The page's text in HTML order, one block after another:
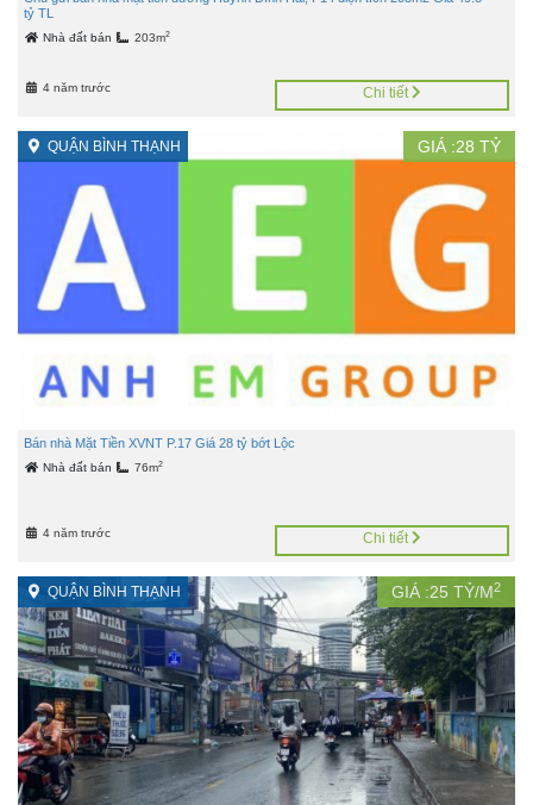
tỷ TL
Nhà đất bán 203m2
4 năm trước Chi tiết
QUẬN BÌNH THẠNH GIÁ :28 TỶ
Bán nhà Mặt Tiền XVNT P.17 Giá 28 tỷ bớt Lộc
Nhà đất bán 76m2
4 năm trước Chi tiết
QUẬN BÌNH THẠNH GIÁ :25 TỶ/M2